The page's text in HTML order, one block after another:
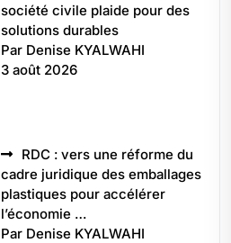
société civile plaide pour des
solutions durables
Par Denise KYALWAHI
3 août 2026
RDC : vers une réforme du
cadre juridique des emballages
plastiques pour accélérer
l’économie …
Par Denise KYALWAHI